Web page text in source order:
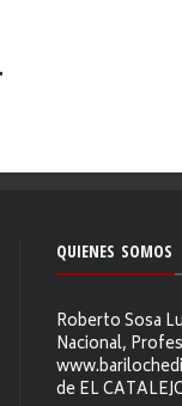
QUIENES SOMOS
Roberto Sosa
Nacional,
de EL